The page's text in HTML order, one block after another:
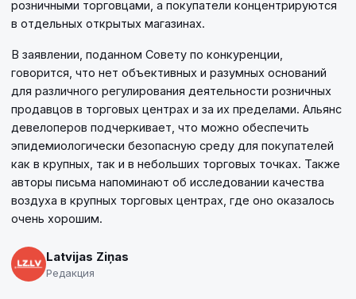
розничными торговцами, а покупатели концентрируются
в отдельных открытых магазинах.
В заявлении, поданном Совету по конкуренции,
говорится, что нет объективных и разумных оснований
для различного регулирования деятельности розничных
продавцов в торговых центрах и за их пределами. Альянс
девелоперов подчеркивает, что можно обеспечить
эпидемиологически безопасную среду для покупателей
как в крупных, так и в небольших торговых точках. Также
авторы письма напоминают об исследовании качества
воздуха в крупных торговых центрах, где оно оказалось
очень хорошим.
Latvijas Ziņas
Редакция